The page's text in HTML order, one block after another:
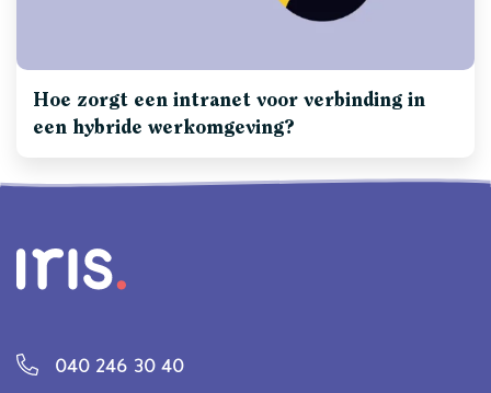
Hoe zorgt een intranet voor verbinding in
een hybride werkomgeving?
040 246 30 40